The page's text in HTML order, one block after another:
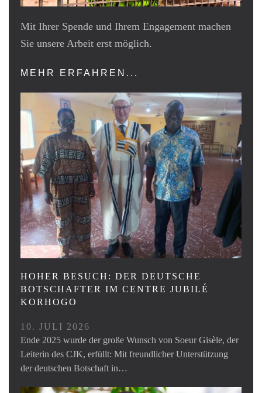
Mit Ihrer Spende und Ihrem Engagement machen
Sie unsere Arbeit erst möglich.
MEHR ERFAHREN...
HOHER BESUCH: DER DEUTSCHE
BOTSCHAFTER IM CENTRE JUBILÉ
KORHOGO
10. JULI 2026
Ende 2025 wurde der große Wunsch von Soeur Gisèle, der
Leiterin des CJK, erfüllt: Mit freundlicher Unterstützung
der deutschen Botschaft in…